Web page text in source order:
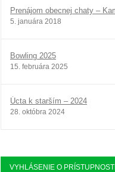
Prenájom obecnej chaty –
5. januára 2018
Bowling 2025
15. februára 2025
Úcta k starším – 2024
28. októbra 2024
VYHLÁSENIE O PRÍSTUPNOSTI